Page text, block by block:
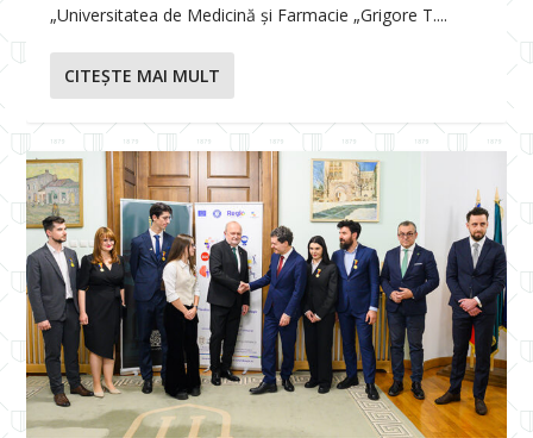
„Universitatea de Medicină și Farmacie „Grigore T....
CITEŞTE MAI MULT